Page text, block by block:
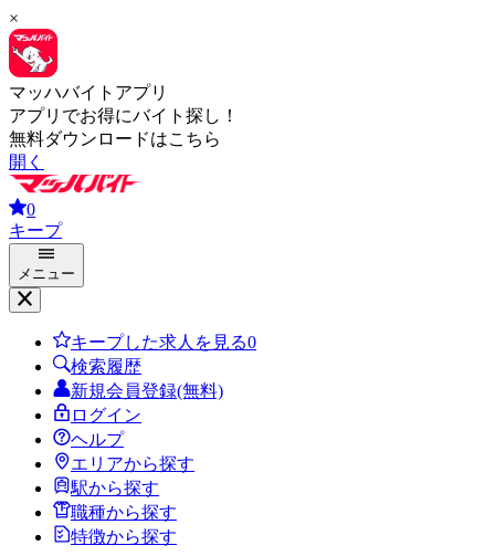
×
マッハバイトアプリ
アプリでお得にバイト探し！
無料ダウンロードはこちら
開く
0
キープ
メニュー
キープした求人を見る0
検索履歴
新規会員登録(無料)
ログイン
ヘルプ
エリアから探す
駅から探す
職種から探す
特徴から探す